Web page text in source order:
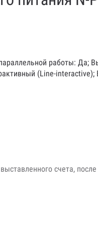
работы: Да;
(Line-interactive);
счета,